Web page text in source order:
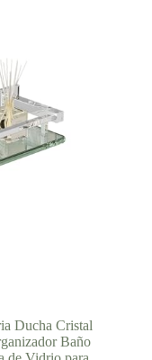
Ducha Cristal
Baño